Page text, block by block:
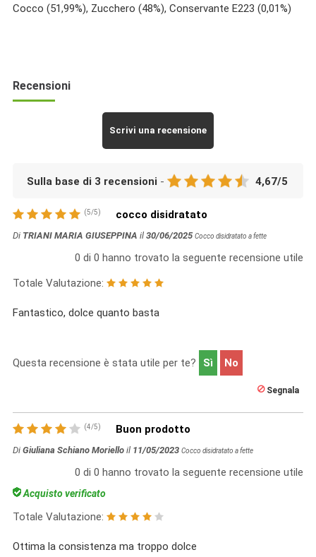
Cocco (51,99%), Zucchero (48%), Conservante E223 (0,01%)
Recensioni
Scrivi una recensione
Sulla base di 3 recensioni - 4,67/5
(5/5) cocco disidratato
Di TRIANI MARIA GIUSEPPINA il 30/06/2025 Cocco disidratato a fette
0 di 0 hanno trovato la seguente recensione utile
Totale Valutazione:
Fantastico, dolce quanto basta
Questa recensione è stata utile per te? Sì No
Segnala
(4/5) Buon prodotto
Di Giuliana Schiano Moriello il 11/05/2023 Cocco disidratato a fette
0 di 0 hanno trovato la seguente recensione utile
Acquisto verificato
Totale Valutazione:
Ottima la consistenza ma troppo dolce